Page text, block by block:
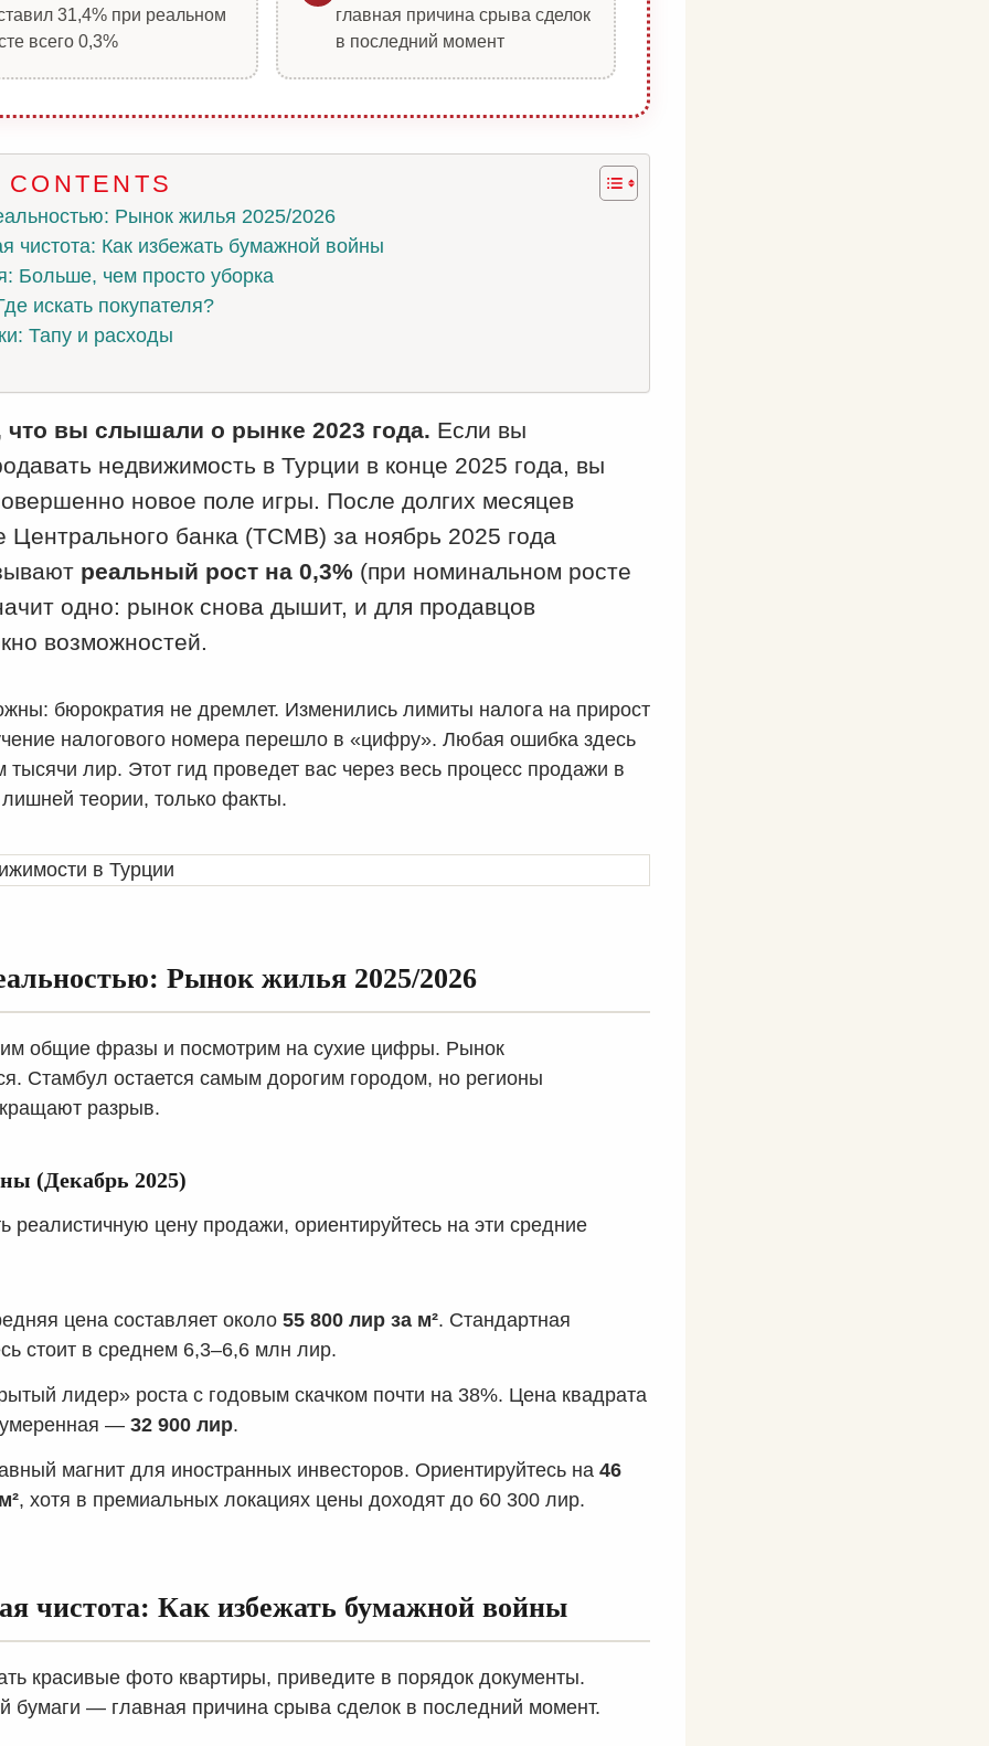
31,4% при реальном
всего 0,3%
главная причина срыва сделок
в последний момент
Рынок жилья 2025/2026
чистота: Как избежать бумажной войны
Больше, чем просто уборка
искать покупателя?
Тапу и расходы
что вы слышали о рынке 2023 года. Если вы
недвижимость в Турции в конце 2025 года, вы
новое поле игры. После долгих месяцев
Центрального банка (TCMB) за ноябрь 2025 года
реальный рост на 0,3% (при номинальном росте
одно: рынок снова дышит, и для продавцов
возможностей.
бюрократия не дремлет. Изменились лимиты налога на прирост
налогового номера перешло в «цифру». Любая ошибка здесь
тысячи лир. Этот гид проведет вас через весь процесс продажи в
теории, только факты.
Рынок жилья 2025/2026
общие фразы и посмотрим на сухие цифры. Рынок
Стамбул остается самым дорогим городом, но регионы
разрыв.
(Декабрь 2025)
реалистичную цену продажи, ориентируйтесь на эти средние
цена составляет около 55 800 лир за м². Стандартная
стоит в среднем 6,3–6,6 млн лир.
лидер» роста с годовым скачком почти на 38%. Цена квадрата
— 32 900 лир.
магнит для иностранных инвесторов. Ориентируйтесь на 46
, хотя в премиальных локациях цены доходят до 60 300 лир.
чистота: Как избежать бумажной войны
красивые фото квартиры, приведите в порядок документы.
бумаги — главная причина срыва сделок в последний момент.